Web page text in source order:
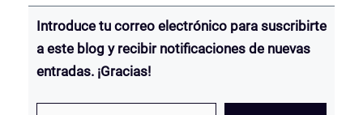
Introduce tu correo electrónico para suscribirte
a este blog y recibir notificaciones de nuevas
entradas. ¡Gracias!
Escribe tu correo electrónico…